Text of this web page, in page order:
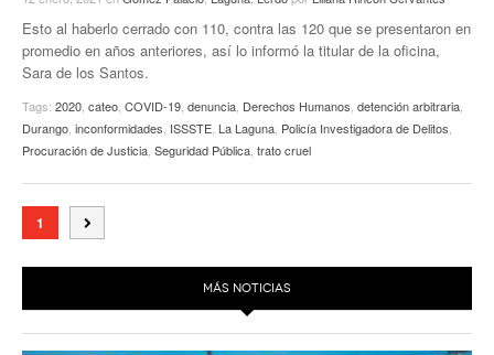
Esto al haberlo cerrado con 110, contra las 120 que se presentaron en
promedio en años anteriores, así lo informó la titular de la oficina,
Sara de los Santos.
Tags: 2020 cateo COVID-19 denuncia Derechos Humanos detención arbitraria
Durango inconformidades ISSSTE La Laguna Policía Investigadora de Delitos
Procuración de Justicia Seguridad Pública trato cruel
1
MÁS NOTICIAS